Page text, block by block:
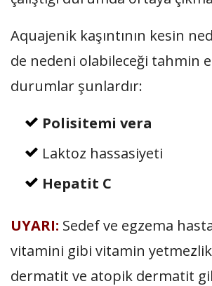
Aquajenik kaşıntının kesin
de nedeni olabileceği tahmin
durumlar şunlardır:
Polisitemi vera
Laktoz hassasiyeti
Hepatit C
UYARI: Sedef ve egzema
vitamini gibi vitamin
dermatit ve atopik dermatit